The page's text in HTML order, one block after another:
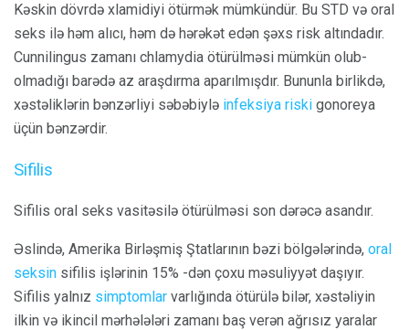
Kəskin dövrdə xlamidiyi ötürmək mümkündür. Bu STD və oral
seks ilə həm alıcı, həm də hərəkət edən şəxs risk altındadır.
Cunnilingus zamanı chlamydia ötürülməsi mümkün olub-
olmadığı barədə az araşdırma aparılmışdır. Bununla birlikdə,
xəstəliklərin bənzərliyi səbəbiylə infeksiya riski gonoreya
üçün bənzərdir.
Sifilis
Sifilis oral seks vasitəsilə ötürülməsi son dərəcə asandır.
Əslində, Amerika Birləşmiş Ştatlarının bəzi bölgələrində, oral
seksin sifilis işlərinin 15% -dən çoxu məsuliyyət daşıyır.
Sifilis yalnız simptomlar varlığında ötürülə bilər, xəstəliyin
ilkin və ikincil mərhələləri zamanı baş verən ağrısız yaralar